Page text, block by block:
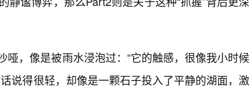
哑，像是被雨水浸泡过：“它的触感，很像我小时候
说得很轻，却像是一颗石子投入了平静的湖面，激